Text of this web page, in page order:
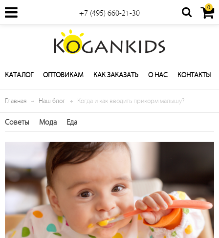
+7 (495) 660-21-30
0
КАТАЛОГ ОПТОВИКАМ КАК ЗАКАЗАТЬ О НАС КОНТАКТЫ
Главная Наш блог Когда и как вводить прикорм малышу?
Советы Мода Еда